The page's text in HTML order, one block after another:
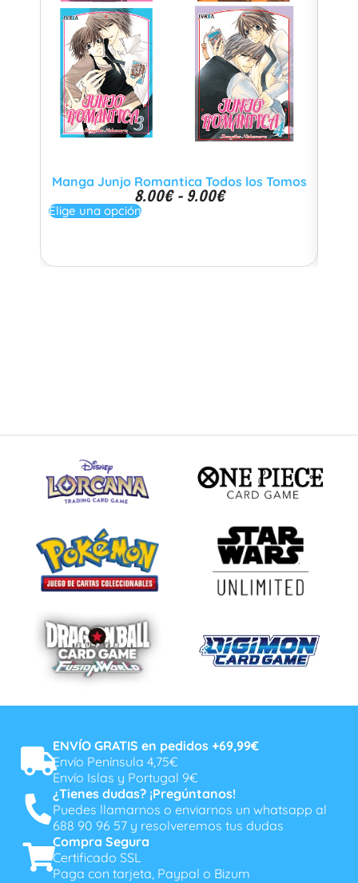
Manga Junjo Romantica Todos los Tomos
8.00€ - 9.00€
Elige una opción
ENVÍO GRATIS en pedidos +69,99€
Envío Península 4,75€
Envío Islas y Portugal 9€
¿Tienes dudas? ¡Pregúntanos!
Puedes llamarnos o enviarnos un whatsapp al
688 90 96 57 y resolveremos tus dudas
Compra Segura
Certificado SSL
Paga con tarjeta, Paypal o Bizum